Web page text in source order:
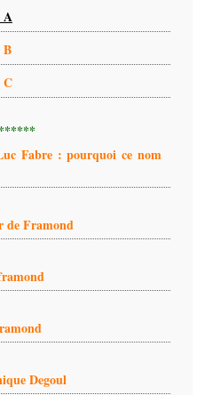
A
B
C
Fabre : pourquoi ce nom
de Framond
Degoul